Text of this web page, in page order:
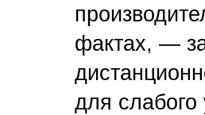
фактах, —
для